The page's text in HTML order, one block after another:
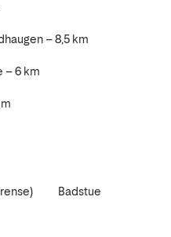
– 8,5 km
– 6 km
Badstue